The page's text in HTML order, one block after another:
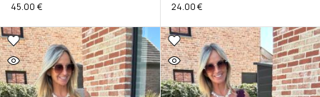
45.00 € 24.00€